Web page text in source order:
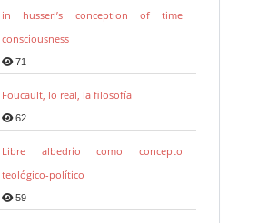
in husserl’s conception of time
consciousness
71
Foucault, lo real, la filosofía
62
Libre albedrío como concepto
teológico-político
59